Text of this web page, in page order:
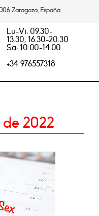
Zaragoza, España
Lu-Vi: 09.30-
13.30, 16.30-20.30
Sa: 10.00-14.00
+34 976557318
2022